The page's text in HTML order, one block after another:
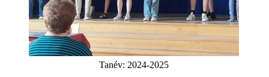
Tanév: 2024-2025